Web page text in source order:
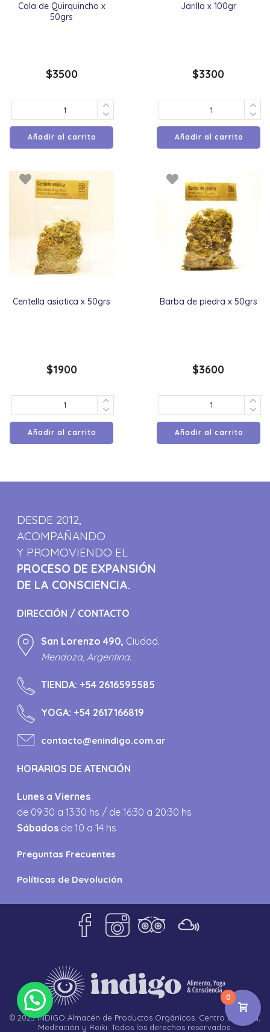
Cola de Quirquincho x
50grs
$3500
Añadir al carrito
Jarilla x 100gr
$3300
Añadir al carrito
Centella asiatica x 50grs
$1900
Añadir al carrito
Barba de piedra x 50grs
$3600
Añadir al carrito
DESDE 2012,
ACOMPAÑANDO
Y PROMOVIENDO EL
PROCESO DE EXPANSIÓN
DE LA CONSCIENCIA.
DIRECCIÓN / CONTACTO
San Lorenzo 490, Ciudad.
Mendoza, Argentina.
TIENDA:+54 2616595585
YOGA:+54 2617166819
contacto@enindigo.com.ar
HORARIOS DE ATENCIÓN
Lunes a Viernes
de 09:30 a 13:30 hs / de 16:30 a 20:30 hs
Sábados de 10 a 14 hs
Preguntas Frecuentes
Políticas de Devolución
© 2023 INDIGO Almacén de Productos Orgánicos. Centro de Yoga,
Meditación y Reiki. Todos los derechos reservados.
0